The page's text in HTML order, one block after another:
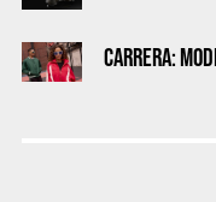
CARRERA: